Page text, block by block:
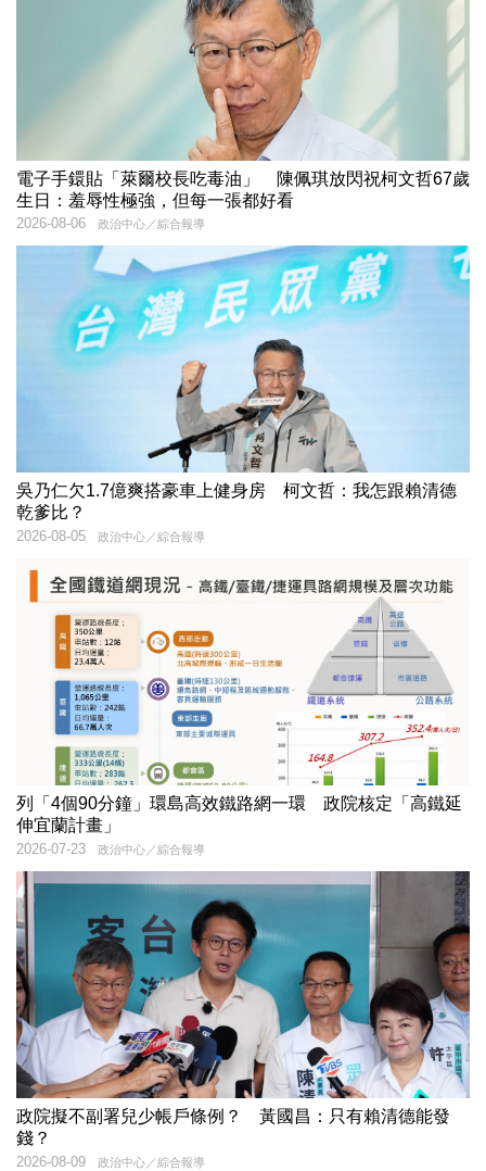
電子手鐶貼「萊爾校長吃毒油」 陳佩琪放閃祝柯文哲67歲
生日：羞辱性極強，但每一張都好看
政治中心／綜合報導
2026-08-06
吳乃仁欠1.7億爽搭豪車上健身房 柯文哲：我怎跟賴清德
乾爹比？
政治中心／綜合報導
2026-08-05
列「4個90分鐘」環島高效鐵路網一環 政院核定「高鐵延
伸宜蘭計畫」
政治中心／綜合報導
2026-07-23
政院擬不副署兒少帳戶條例？ 黃國昌：只有賴清德能發
錢？
政治中心／綜合報導
2026-08-09